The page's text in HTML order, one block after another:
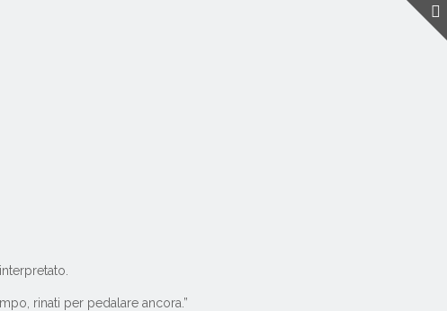
rinati per pedalare ancora.”